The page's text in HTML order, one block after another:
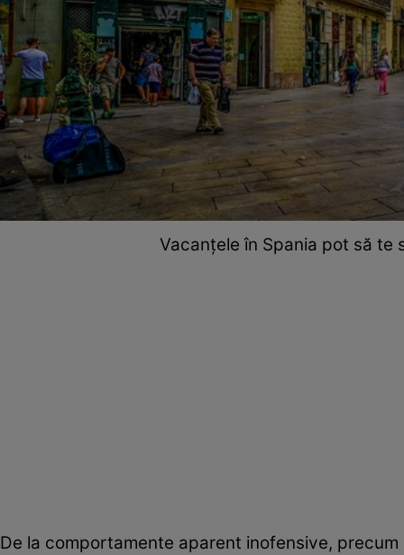
Vacanțele în Spania pot să te
De la comportamente aparent inofensive,